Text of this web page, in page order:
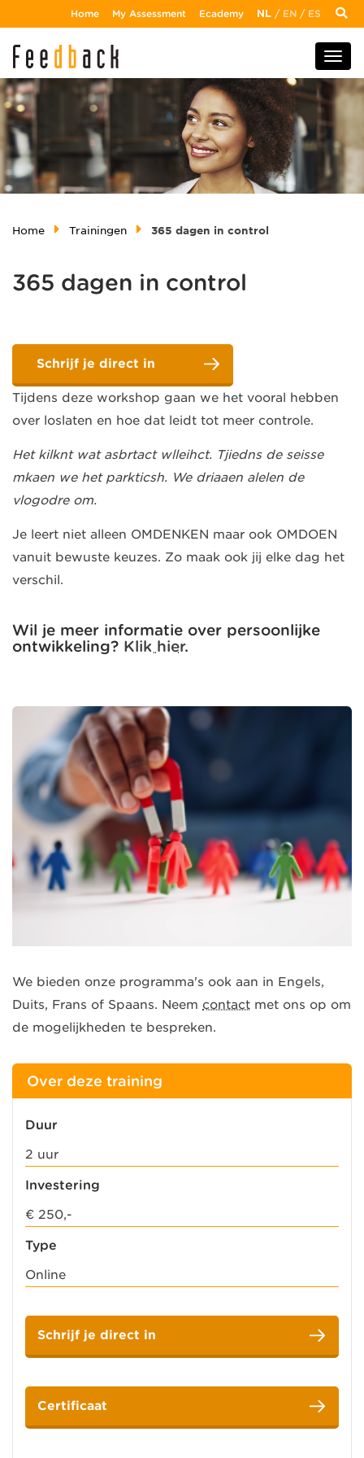
Home My Assessment Ecademy NL / EN / ES
Home Trainingen 365 dagen in control
365 dagen in control
Schrijf je direct in
Tijdens deze workshop gaan we het vooral hebben
over loslaten en hoe dat leidt tot meer controle.
Het kilknt wat asbrtact wlleihct. Tjiedns de seisse
mkaen we het parkticsh. We driaaen alelen de
vlogodre om.
Je leert niet alleen OMDENKEN maar ook OMDOEN
vanuit bewuste keuzes. Zo maak ook jij elke dag het
verschil.
Wil je meer informatie over persoonlijke
ontwikkeling? Klik hier.
We bieden onze programma's ook aan in Engels,
Duits, Frans of Spaans. Neem contact met ons op om
de mogelijkheden te bespreken.
Over deze training
Duur
2 uur
Investering
€ 250,-
Type
Online
Schrijf je direct in
Certificaat